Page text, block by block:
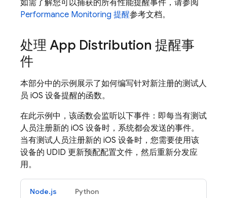
如需了解您可以捕获的所有性能提醒事件，请参阅
Performance Monitoring 提醒参考文档。
处理 App Distribution 提醒事
件
本部分中的示例展示了如何编写针对新注册的测试人
员 iOS 设备提醒的函数。
在此示例中，该函数会监听以下事件：即每当有测试
人员注册新的 iOS 设备时，系统都会发送的事件。
当有测试人员注册新的 iOS 设备时，您需要使用该
设备的 UDID 更新预配配置文件，然后重新分发应
用。
Node.js Python